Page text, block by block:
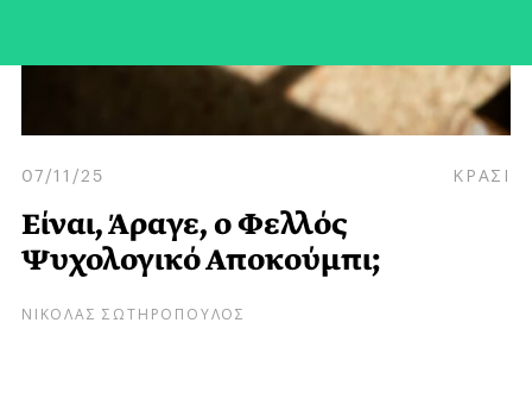
07/11/25 ΚΡΑΣΙ
Είναι, Άραγε, ο Φελλός
Ψυχολογικό Αποκούμπι;
ΝΙΚΟΛΑΣ ΣΩΤΗΡΟΠΟΥΛΟΣ